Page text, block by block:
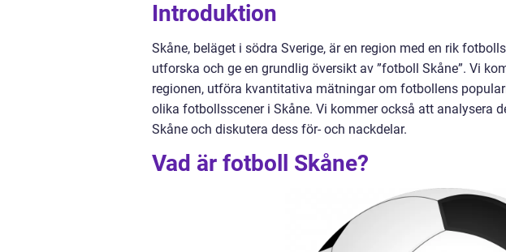
Introduktion
Skåne, beläget i södra Sverige, är en region med en rik
utforska och ge en grundlig översikt av ”fotboll Skåne”. Vi
regionen, utföra kvantitativa mätningar om fotbollens
olika fotbollsscener i Skåne. Vi kommer också att analysera
Skåne och diskutera dess för- och nackdelar.
Vad är fotboll Skåne?